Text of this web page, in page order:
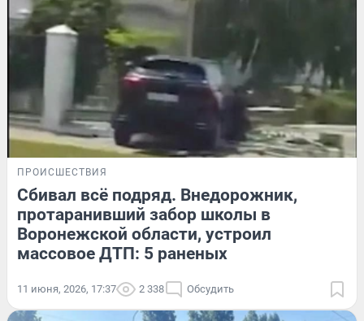
ПРОИСШЕСТВИЯ
Сбивал всё подряд. Внедорожник,
протаранивший забор школы в
Воронежской области, устроил
массовое ДТП: 5 раненых
11 июня, 2026, 17:37 2 338 Обсудить